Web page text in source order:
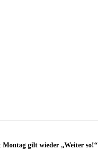
Montag gilt wieder „Weiter so!“